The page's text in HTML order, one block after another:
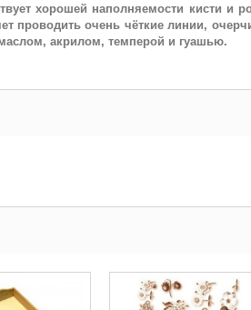
хорошей наполняемости кисти
проводить очень чёткие линии,
акрилом, темперой и гуашью.